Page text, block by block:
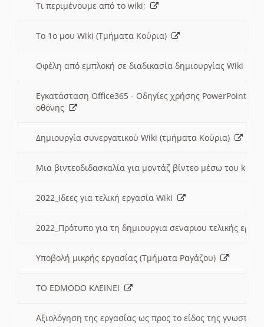
Τι περιμένουμε από το wiki;
Το 1ο μου Wiki (Τμήματα Κούρια)
Οφέλη από εμπλοκή σε διαδικασία δημιουργίας Wiki
Εγκατάσταση Office365 - Οδηγίες χρήσης PowerPoint
οθόνης
Δημιουργία συνεργατικού Wiki (τμήματα Κούρια)
Μια βιντεοδιδασκαλία για μοντάζ βίντεο μέσω του
2022_Ιδεες για τελική εργασία Wiki
2022_Πρότυπο για τη δημιουργια σεναριου τελικής
Υποβολή μικρής εργασίας (Τμήματα Ραγάζου)
ΤΟ EDMODO ΚΛΕΙΝΕΙ
Αξιολόγηση της εργασίας ως προς το είδος της